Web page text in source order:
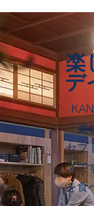
楽
デ
「楽
セプ
スで
を食